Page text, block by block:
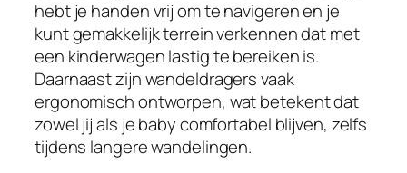
hebt je handen vrij om te navigeren en je
kunt gemakkelijk terrein verkennen dat met
een kinderwagen lastig te bereiken is.
Daarnaast zijn wandeldragers vaak
ergonomisch ontworpen, wat betekent dat
zowel jij als je baby comfortabel blijven, zelfs
tijdens langere wandelingen.